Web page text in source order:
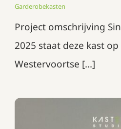
Garderobekasten
Project omschrijving
2025 staat deze kast op
Westervoortse [...]